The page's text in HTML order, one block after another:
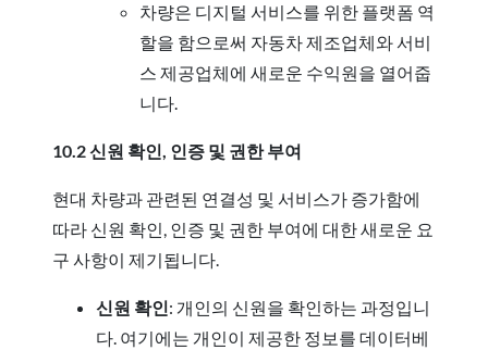
차량은 디지털 서비스를 위한 플랫폼 역
할을 함으로써 자동차 제조업체와 서비
스 제공업체에 새로운 수익원을 열어줍
니다.
10.2 신원 확인, 인증 및 권한 부여
현대 차량과 관련된 연결성 및 서비스가 증가함에
따라 신원 확인, 인증 및 권한 부여에 대한 새로운 요
구 사항이 제기됩니다.
신원 확인: 개인의 신원을 확인하는 과정입니
다. 여기에는 개인이 제공한 정보를 데이터베